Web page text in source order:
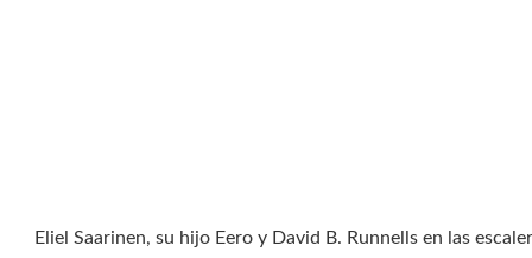
Eliel Saarinen, su hijo Eero y David B. Runnells en las